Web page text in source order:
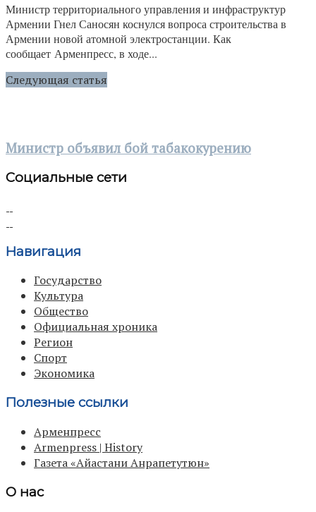
Министр территориального управления и инфраструктур
Армении Гнел Саносян коснулся вопроса строительства в
Армении новой атомной электростанции. Как
сообщает Арменпресс, в ходе...
Следующая статья
Министр объявил бой табакокурению
Социальные сети
Навигация
Государство
Культура
Общество
Официальная хроника
Регион
Спорт
Экономика
Полезные ссылки
Арменпресс
Armenpress | History
Газета «Айастани Анрапетутюн»
О нас